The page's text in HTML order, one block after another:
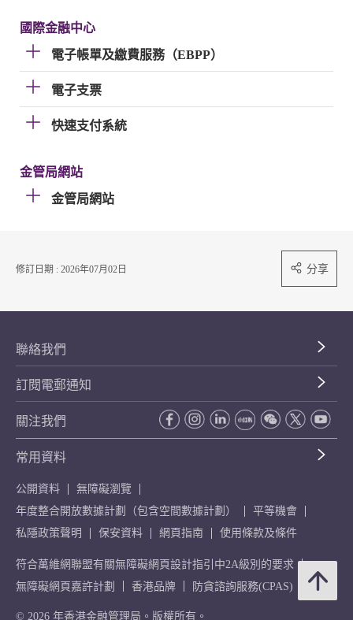
國際金融中心
電子帳單及繳費服務（EBPP）
電子支票
快速支付系統
金管局網站
金管局網站
修訂日期 : 2026年07月02日 分享
聯絡我們
訂閱電郵通知
關注我們
常用資料
公開資料
無障礙瀏覽
年度整合開放數據計劃（包含空間數據計劃）
平等機會
私隱政策聲明
保安資料 網頁指南 使用條款及條件
符合萬維網聯盟有關無障礙網頁設計指引中2A級別的要求
無障礙網頁嘉許計劃
香港品牌 防貪諮詢服務(CPAS)
© 2026 年香港金融管理局。版權所有。